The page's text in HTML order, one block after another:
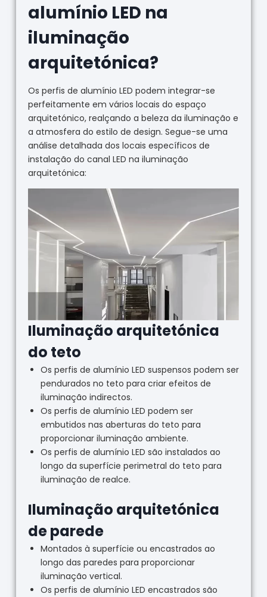
alumínio LED na
iluminação
arquitetónica?
Os perfis de alumínio LED podem integrar-se
perfeitamente em vários locais do espaço
arquitetónico, realçando a beleza da iluminação e
a atmosfera do estilo de design. Segue-se uma
análise detalhada dos locais específicos de
instalação do canal LED na iluminação
arquitetónica:
Iluminação arquitetónica
do teto
Os perfis de alumínio LED suspensos podem ser
pendurados no teto para criar efeitos de
iluminação indirectos.
Os perfis de alumínio LED podem ser
embutidos nas aberturas do teto para
proporcionar iluminação ambiente.
Os perfis de alumínio LED são instalados ao
longo da superfície perimetral do teto para
iluminação de realce.
Iluminação arquitetónica
de parede
Montados à superfície ou encastrados ao
longo das paredes para proporcionar
iluminação vertical.
Os perfis de alumínio LED encastrados são